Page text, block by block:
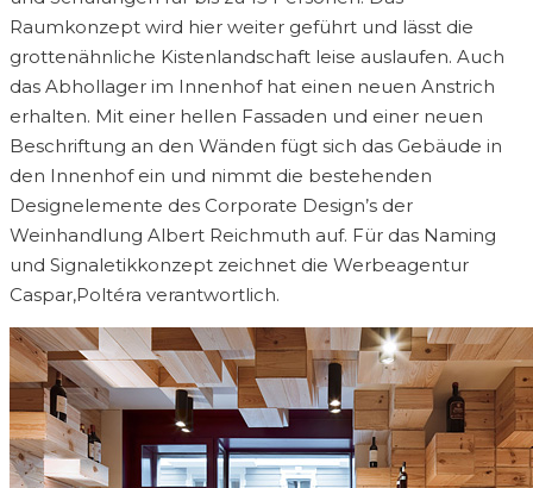
Raumkonzept wird hier weiter geführt und lässt die
grottenähnliche Kistenlandschaft leise auslaufen. Auch
das Abhollager im Innenhof hat einen neuen Anstrich
erhalten. Mit einer hellen Fassaden und einer neuen
Beschriftung an den Wänden fügt sich das Gebäude in
den Innenhof ein und nimmt die bestehenden
Designelemente des Corporate Design’s der
Weinhandlung Albert Reichmuth auf. Für das Naming
und Signaletikkonzept zeichnet die Werbeagentur
Caspar,Poltéra verantwortlich.